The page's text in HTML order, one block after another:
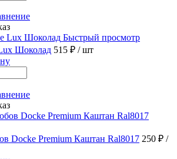
Быстрый просмотр
Шоколад 515 ₽ / шт
Docke Premium Каштан Ral8017 250 ₽ /